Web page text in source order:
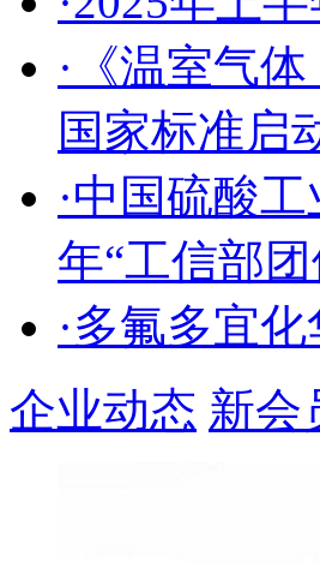
·《温室气
国家标准启
·中国硫酸
年“工信部
·多氟多宜
企业动态 新会